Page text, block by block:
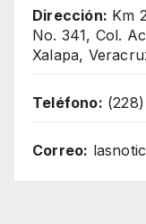
Dirección: Km
No. 341, Col.
Xalapa,
Teléfono:
Correo: